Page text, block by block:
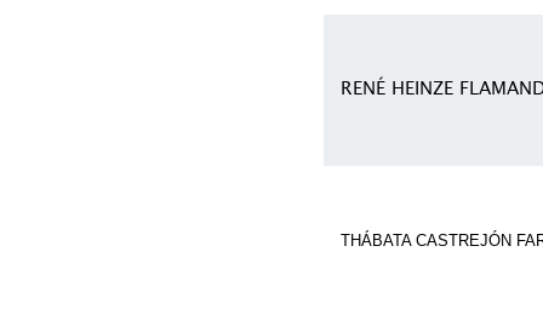
RENÉ HEINZE
THÁBATA CASTREJÓN